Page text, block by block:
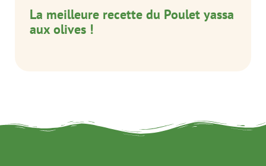
La meilleure recette du Poulet yassa
aux olives !